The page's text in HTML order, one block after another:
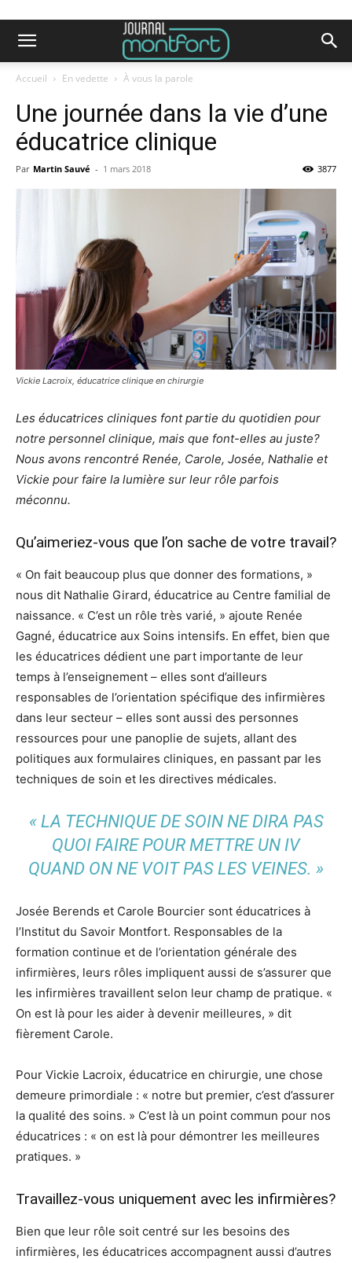
Accueil En vedette À vous la parole
Une journée dans la vie d’une
éducatrice clinique
Par Martin Sauvé - 1 mars 2018 3877
Vickie Lacroix, éducatrice clinique en chirurgie
Les éducatrices cliniques font partie du quotidien pour
notre personnel clinique, mais que font-elles au juste?
Nous avons rencontré Renée, Carole, Josée, Nathalie et
Vickie pour faire la lumière sur leur rôle parfois
méconnu.
Qu’aimeriez-vous que l’on sache de votre travail?
« On fait beaucoup plus que donner des formations, »
nous dit Nathalie Girard, éducatrice au Centre familial de
naissance. « C’est un rôle très varié, » ajoute Renée
Gagné, éducatrice aux Soins intensifs. En effet, bien que
les éducatrices dédient une part importante de leur
temps à l’enseignement – elles sont d’ailleurs
responsables de l’orientation spécifique des infirmières
dans leur secteur – elles sont aussi des personnes
ressources pour une panoplie de sujets, allant des
politiques aux formulaires cliniques, en passant par les
techniques de soin et les directives médicales.
« LA TECHNIQUE DE SOIN NE DIRA PAS
QUOI FAIRE POUR METTRE UN IV
QUAND ON NE VOIT PAS LES VEINES. »
Josée Berends et Carole Bourcier sont éducatrices à
l’Institut du Savoir Montfort. Responsables de la
formation continue et de l’orientation générale des
infirmières, leurs rôles impliquent aussi de s’assurer que
les infirmières travaillent selon leur champ de pratique. «
On est là pour les aider à devenir meilleures, » dit
fièrement Carole.
Pour Vickie Lacroix, éducatrice en chirurgie, une chose
demeure primordiale : « notre but premier, c’est d’assurer
la qualité des soins. » C’est là un point commun pour nos
éducatrices : « on est là pour démontrer les meilleures
pratiques. »
Travaillez-vous uniquement avec les infirmières?
Bien que leur rôle soit centré sur les besoins des
infirmières, les éducatrices accompagnent aussi d’autres